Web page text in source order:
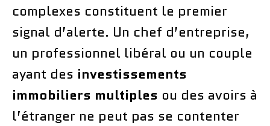
complexes constituent le premier
signal d’alerte. Un chef d’entreprise,
un professionnel libéral ou un couple
ayant des investissements
immobiliers multiples ou des avoirs à
l’étranger ne peut pas se contenter